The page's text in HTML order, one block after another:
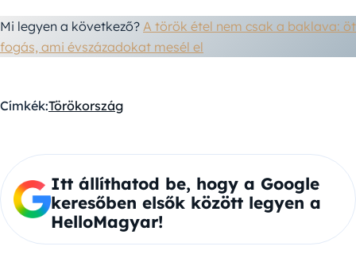
Mi legyen a következő? A török étel nem csak a baklava: öt
fogás, ami évszázadokat mesél el
Címkék:Törökország
Itt állíthatod be, hogy a Google
keresőben elsők között legyen a
HelloMagyar!